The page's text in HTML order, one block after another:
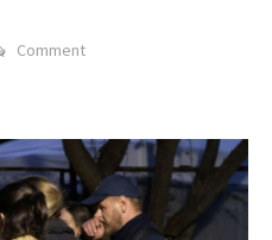
Comment